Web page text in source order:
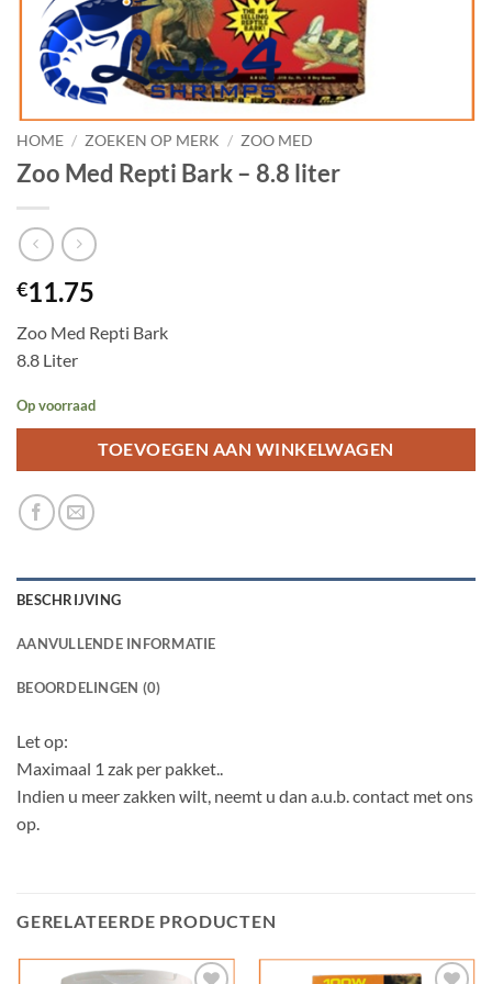
HOME / ZOEKEN OP MERK / ZOO MED
Zoo Med Repti Bark – 8.8 liter
€11.75
Zoo Med Repti Bark
8.8 Liter
Op voorraad
TOEVOEGEN AAN WINKELWAGEN
BESCHRIJVING
AANVULLENDE INFORMATIE
BEOORDELINGEN (0)
Let op:
Maximaal 1 zak per pakket..
Indien u meer zakken wilt, neemt u dan a.u.b. contact met ons
op.
GERELATEERDE PRODUCTEN